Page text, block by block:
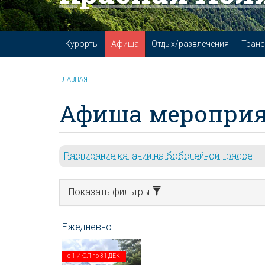
Курорты Афиша Отдых/развлечения
ГЛАВНАЯ
Афиша
Расписание катаний на бобслейной трассе.
Показать фильтры
с 1 ИЮЛ по31 ДЕК